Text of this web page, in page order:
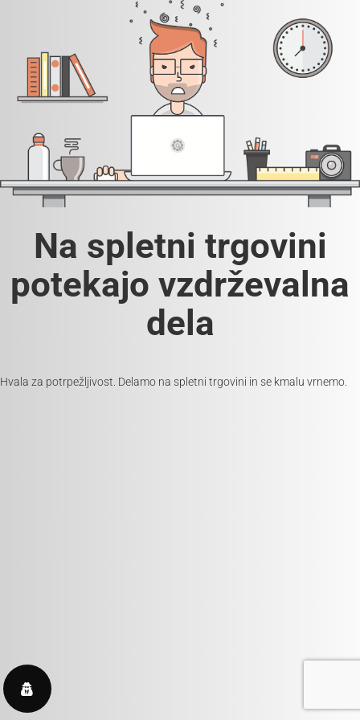
Na spletni trgovini
potekajo vzdrževalna
dela
Hvala za potrpežljivost. Delamo na spletni trgovini in se kmalu vrnemo.